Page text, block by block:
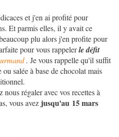
et j'en ai profité pour
Et parmis elles, il y avait ce
plu alors j'en profite pour
pour vous rappelerle défit
. Je vous rappelle qu'il suffit
salée à base de chocolat mais
nous régaler avec vos recettes à
vous avez jusqu'au 15 mars